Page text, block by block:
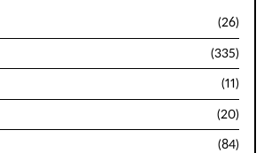
(26)
(335)
(11)
(20)
(84)